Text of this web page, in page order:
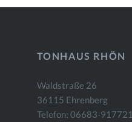
TONHAUS RHÖN
Waldstraße 26
36115 Ehrenberg
Telefon: 06683-917721